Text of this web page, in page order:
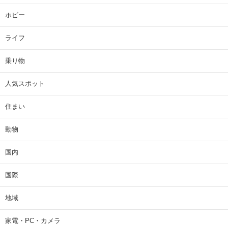
ホビー
ライフ
乗り物
人気スポット
住まい
動物
国内
国際
地域
家電・PC・カメラ